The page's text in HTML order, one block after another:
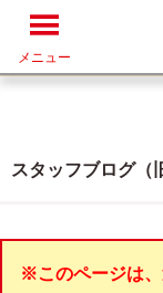
メニュー
スタッフブログ（
※このページは